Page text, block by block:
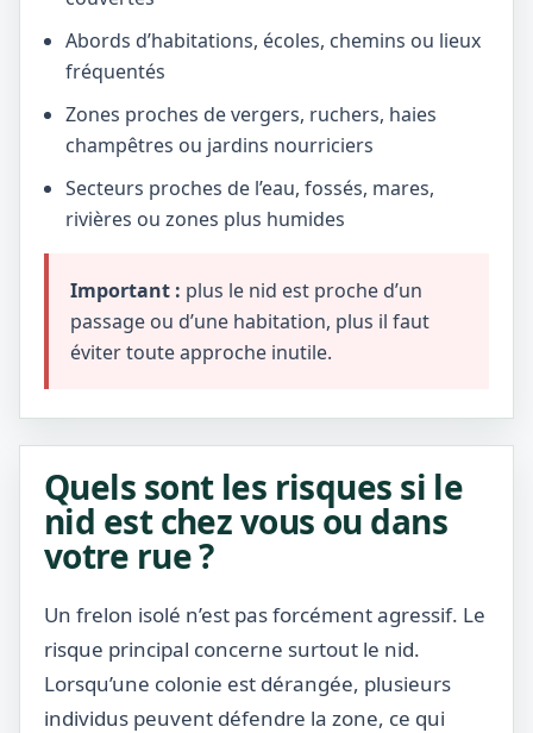
Abords d’habitations, écoles, chemins ou lieux
fréquentés
Zones proches de vergers, ruchers, haies
champêtres ou jardins nourriciers
Secteurs proches de l’eau, fossés, mares,
rivières ou zones plus humides
Important : plus le nid est proche d’un
passage ou d’une habitation, plus il faut
éviter toute approche inutile.
Quels sont les risques si le
nid est chez vous ou dans
votre rue ?
Un frelon isolé n’est pas forcément agressif. Le
risque principal concerne surtout le nid.
Lorsqu’une colonie est dérangée, plusieurs
individus peuvent défendre la zone, ce qui